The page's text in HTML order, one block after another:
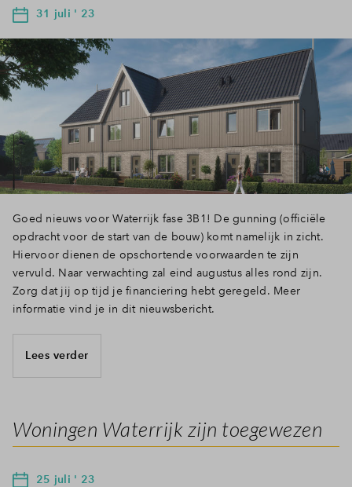
31 juli ' 23
Goed nieuws voor Waterrijk fase 3B1! De gunning (officiële
opdracht voor de start van de bouw) komt namelijk in zicht.
Hiervoor dienen de opschortende voorwaarden te zijn
vervuld. Naar verwachting zal eind augustus alles rond zijn.
Zorg dat jij op tijd je financiering hebt geregeld. Meer
informatie vind je in dit nieuwsbericht.
Lees verder
Woningen Waterrijk zijn toegewezen
25 juli ' 23